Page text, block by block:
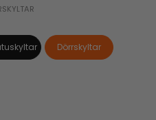
Dörrskyltar